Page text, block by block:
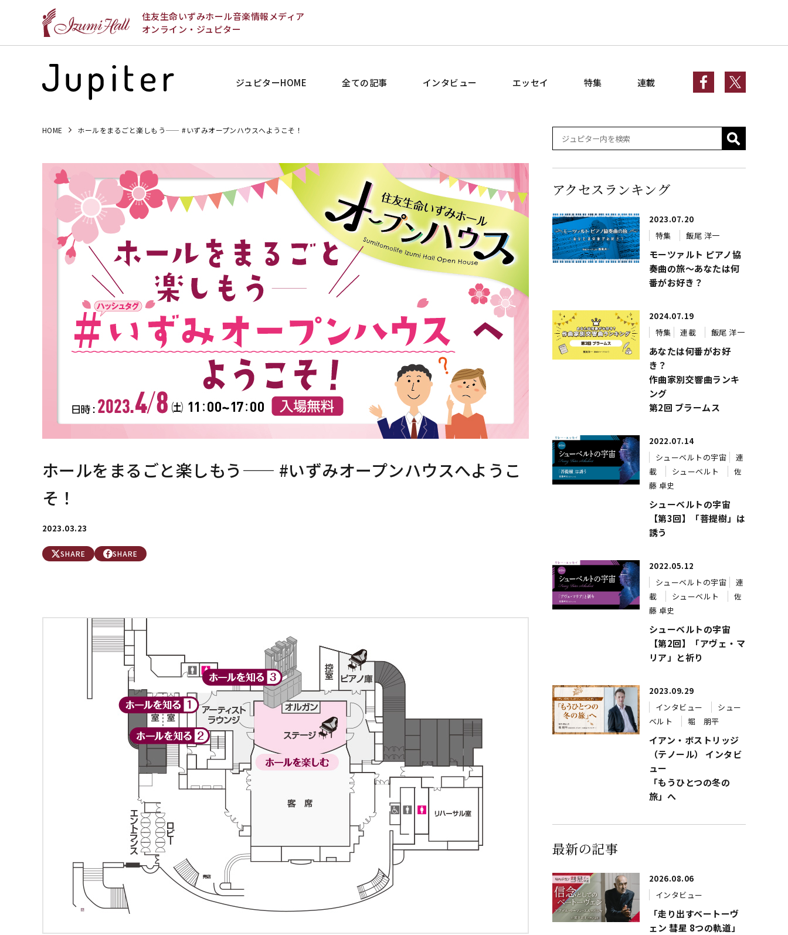
住友生命いずみホール音楽情報メディア
オンライン・ジュピター
ジュピターHOME 全ての記事 インタビュー エッセイ 特集 連載
HOME ホールをまるごと楽しもう—— #いずみオープンハウスへようこそ！
ホールをまるごと楽しもう—— #いずみオープンハウスへようこ
そ！
2023.03.23
SHARE SHARE
アクセスランキング
2023.07.20
特集
飯尾 洋一
モーツァルト ピアノ協
奏曲の旅～あなたは何
番がお好き？
2024.07.19
特集
連載 飯尾 洋一
あなたは何番がお好
き？
作曲家別交響曲ランキ
ング
第2回 ブラームス
2022.07.14
シューベルトの宇宙
連
載
シューベルト
佐
藤 卓史
シューベルトの宇宙
【第3回】「菩提樹」は
誘う
2022.05.12
シューベルトの宇宙
連
載
シューベルト
佐
藤 卓史
シューベルトの宇宙
【第2回】「アヴェ・マ
リア」と祈り
2023.09.29
インタビュー
シュー
ベルト
堀 朋平
イアン・ボストリッジ
（テノール） インタビ
ュー
「もうひとつの冬の
旅」へ
最新の記事
2026.08.06
インタビュー
「走り出すベートーヴ
ェン 彗星 8つの軌道」